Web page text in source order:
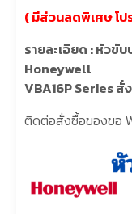
( มีส่วนลดพิเศษ โป
รายละเอียด : หัวขั
Honeywell
VBA16P Series
ติดต่อสั่งซื้อของขอ